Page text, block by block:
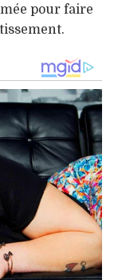
pour faire